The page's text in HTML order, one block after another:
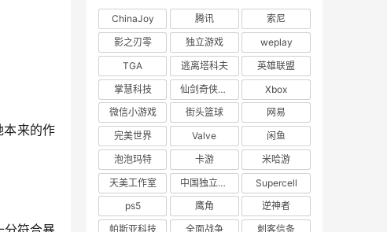
本来的作
ChinaJoy 腾讯
索尼
影之刃零
独立游戏
weplay
TGA
逃离塔科夫
英雄联盟
掌慧科技
仙剑奇侠传四
Xbox
微信小游戏
街头篮球
网易
完美世界
Valve
闲鱼
泡泡玛特
卡游
米哈游
天美工作室
中国独立游戏联盟
Supercell
ps5
鹰角
逆神者
帕斯亚科技
全面战争 刺客信条